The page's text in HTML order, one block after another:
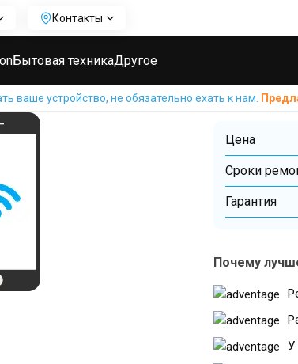
Контакты
Бытовая техникаДругое
ваше устройство, не обязательно ехать к нам.
Ремонт Samsung Galaxy M31 (M315F) 2020 Замена
Цена
Cроки
Гарантия
Почему
У